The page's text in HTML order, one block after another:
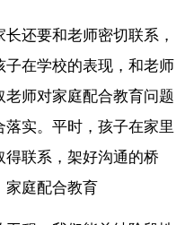
还要和老师密切联系，
在学校的表现，和老师
师对家庭配合教育问题
实。平时，孩子在家里
联系，架好沟通的桥
家庭配合教育